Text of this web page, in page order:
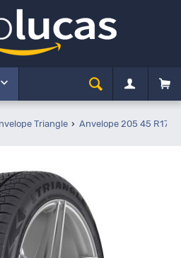
Triangle Anvelope 205 45 R17